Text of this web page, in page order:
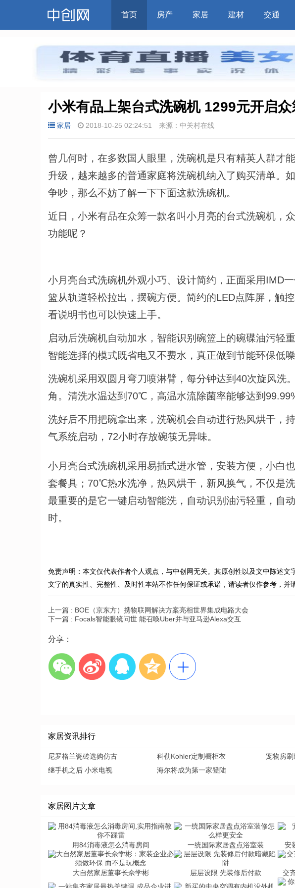
首页 房产 家居 建材 交通
小米有品上架台式洗碗机 1299元开启众
家居 2018-10-25 02:24:51 来源：中关村在线
曾几何时，在多数国人眼里，洗碗机是只有精英人群才
升级，越来越多的普通家庭将洗碗机纳入了购买清单。
争吵，那么不妨了解一下下面这款洗碗机。
近日，小米有品在众筹一款名叫小月亮的台式洗碗机，
功能呢？
小月亮台式洗碗机外观小巧、设计简约，正面采用IMD
篮从轨道轻松拉出，摆碗方便。简约的LED点阵屏，触
看说明书也可以快速上手。
启动后洗碗机自动加水，智能识别碗篮上的碗碟油污轻
智能选择的模式既省电又不费水，真正做到节能环保低噪
洗碗机采用双圆月弯刀喷淋臂，每分钟达到40次旋风洗
角。清洗水温达到70℃，高温水流除菌率能够达到
洗好后不用把碗拿出来，洗碗机会自动进行热风烘干，
气系统启动，72小时存放碗筷无异味。
小月亮台式洗碗机采用易插式进水管，安装方便，小白
套餐具；70℃热水洗净，热风烘干，新风换气，不仅是
最重要的是它一键启动智能洗，自动识别油污轻重，自
时。
免责声明：本文仅代表作者个人观点，与中创网无关。其原创性以及文中陈述文
文字的真实性、完整性、及时性本站不作任何保证或承诺，请读者仅作参考，并
上一篇 : BOE（京东方）携物联网解决方案亮相世界集成电路大会
下一篇 : Focals智能眼镜问世 能召唤Uber并与亚马逊Alexa交互
分享：
家居资讯排行
尼罗格兰瓷砖选购仿古 科勒Kohler定制橱柜衣 宠物房
继手机之后 小米电视
海尔将成为第一家登陆
家居图片文章
用84消毒液怎么消毒房间 一统国际家居盘点浴室装 安
大自然家居董事长佘学彬 层层设限 先装修后付款 交